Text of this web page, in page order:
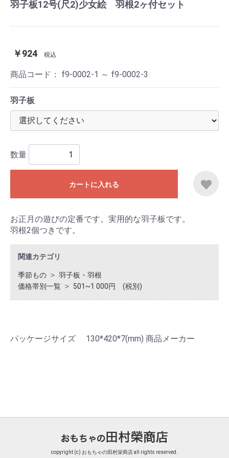
羽子板12号(尺2)少女絵 羽根2ヶ付セット
￥924 税込
商品コード： f9-0002-1 ～ f9-0002-3
羽子板
数量
カートに入れる
お正月の遊びの定番です。実用的な羽子板です。
羽根2個つきです。
関連カテゴリ
季節もの ＞ 羽子板・羽根
価格帯別一覧 ＞ 501~1 000円 (税別)
パッケージサイズ 130*420*7(mm) 商品メーカー
copyright (c) おもちゃの田村栄商店 all rights reserved.